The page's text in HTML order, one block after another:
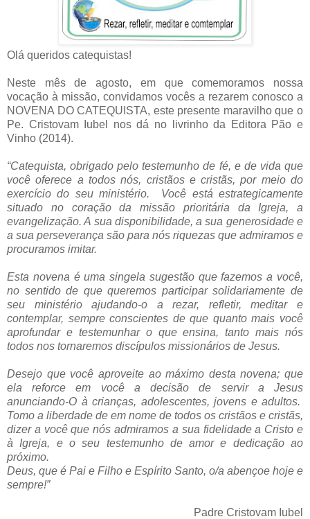
Olá queridos catequistas!
Neste mês de agosto, em que comemoramos nossa
vocação à missão, convidamos vocês a rezarem conosco a
NOVENA DO CATEQUISTA, este presente maravilho que o
Pe. Cristovam Iubel nos dá no livrinho da Editora Pão e
Vinho (2014).
“Catequista, obrigado pelo testemunho de fé, e de vida que
você oferece a todos nós, cristãos e cristãs, por meio do
exercício do seu ministério. Você está estrategicamente
situado no coração da missão prioritária da Igreja, a
evangelização. A sua disponibilidade, a sua generosidade e
a sua perseverança são para nós riquezas que admiramos e
procuramos imitar.
Esta novena é uma singela sugestão que fazemos a você,
no sentido de que queremos participar solidariamente de
seu ministério ajudando-o a rezar, refletir, meditar e
contemplar, sempre conscientes de que quanto mais você
aprofundar e testemunhar o que ensina, tanto mais nós
todos nos tornaremos discípulos missionários de Jesus.
Desejo que você aproveite ao máximo desta novena; que
ela reforce em você a decisão de servir a Jesus
anunciando-O à crianças, adolescentes, jovens e adultos.
Tomo a liberdade de em nome de todos os cristãos e cristãs,
dizer a você que nós admiramos a sua fidelidade a Cristo e
à Igreja, e o seu testemunho de amor e dedicação ao
próximo.
Deus, que é Pai e Filho e Espírito Santo, o/a abençoe hoje e
sempre!”
Padre Cristovam Iubel